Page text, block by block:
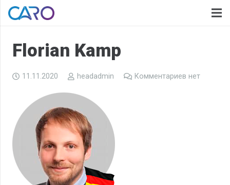
Florian Kamp
11.11.2020 headadmin Комментариев нет